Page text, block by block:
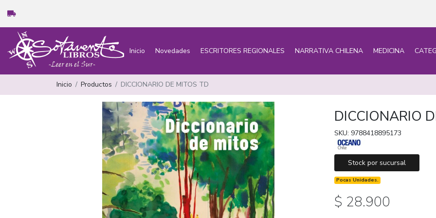
Inicio Novedades ESCRITORES REGIONALES NARRATIVA CHILENA MEDICINA
Inicio Productos DICCIONARIO DE MITOS TD
DICCIONARIO
SKU: 9788418895173
Stock por sucursal
Pocas Unidades.
$ 28.900